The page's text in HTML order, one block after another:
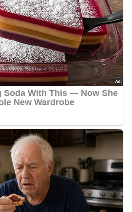
die durchZitroneund etwas
MitSelterswasser
spritziges Getränk, das sich
gesellige Abende eignet.
Bowle lässt sich sehr leicht
stellen, sodass sie zum Servieren
Aromen verbinden sich am
einige Zeit durchziehen kann.
besonders frisch wirken